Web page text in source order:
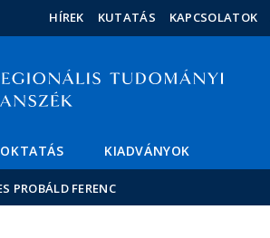
HÍREK KUTATÁS KAPCSOLATOK
OKTATÁS KIADVÁNYOK
PROBÁLD FERENC